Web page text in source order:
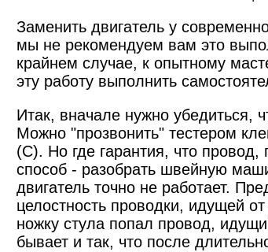
Заменить двигатель у
мы не рекомендуем вам это
крайнем случае, к опытному
эту работу выполнить
Итак, вначале нужно убедиться,
Можно "прозвонить" тестером
(С). Но где гарантия, что
способ - разобрать швейную
двигатель точно не работает.
целостность проводки, идущей
ножку стула попал провод,
бывает и так, что после